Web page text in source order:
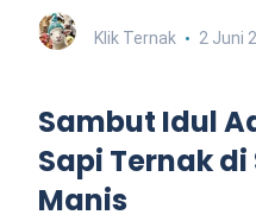
Klik Ternak 2 Juni
Sambut Idul
Sapi Ternak
Manis